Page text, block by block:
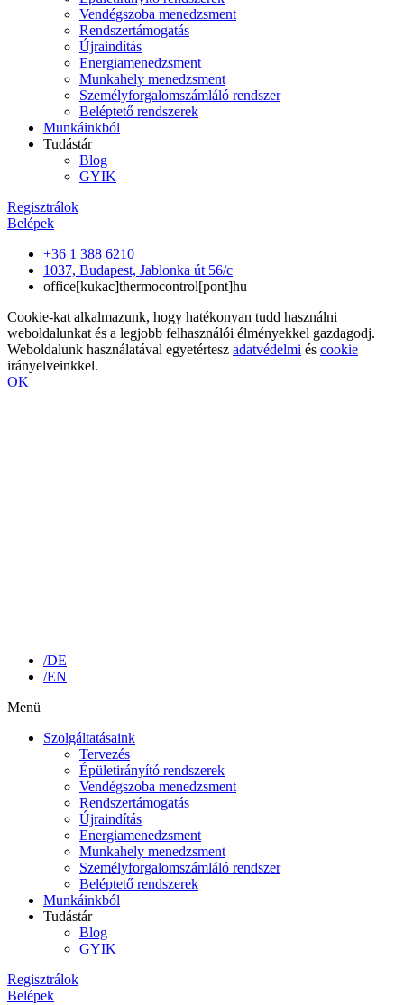
Vendégszoba menedzsment
Rendszertámogatás
Újraindítás
Energiamenedzsment
Munkahely menedzsment
Személyforgalomszámláló rendszer
Beléptető rendszerek
Munkáinkból
Tudástár
Blog
GYIK
Regisztrálok
Belépek
+36 1 388 6210
1037, Budapest, Jablonka út 56/c
office[kukac]thermocontrol[pont]hu
Cookie-kat alkalmazunk, hogy hatékonyan tudd használni
weboldalunkat és a legjobb felhasználói élményekkel gazdagodj.
Weboldalunk használatával egyetértesz adatvédelmi és cookie
irányelveinkkel.
OK
/DE
/EN
Menü
Szolgáltatásaink
Tervezés
Épületirányító rendszerek
Vendégszoba menedzsment
Rendszertámogatás
Újraindítás
Energiamenedzsment
Munkahely menedzsment
Személyforgalomszámláló rendszer
Beléptető rendszerek
Munkáinkból
Tudástár
Blog
GYIK
Regisztrálok
Belépek